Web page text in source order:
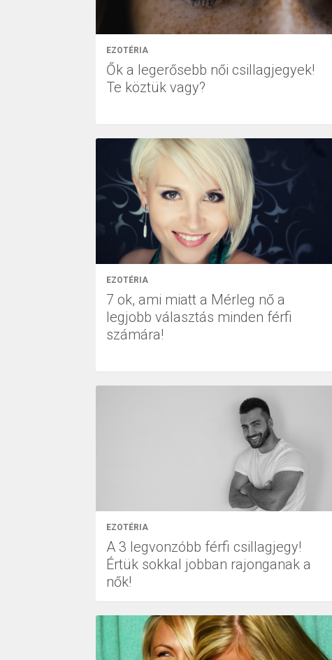
EZOTÉRIA
Ők a legerősebb női csillagjegyek!
Te köztük vagy?
EZOTÉRIA
7 ok, ami miatt a Mérleg nő a
legjobb választás minden férfi
számára!
EZOTÉRIA
A 3 legvonzóbb férfi csillagjegy!
Értük sokkal jobban rajonganak a
nők!